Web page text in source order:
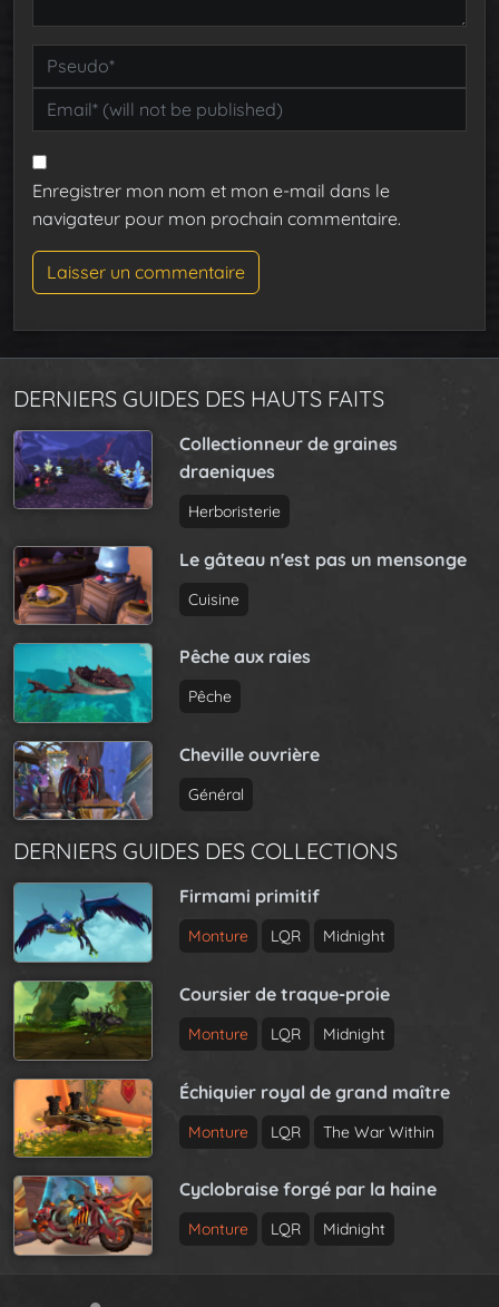
Enregistrer mon nom et mon e-mail dans le
navigateur pour mon prochain commentaire.
DERNIERS GUIDES DES HAUTS FAITS
Collectionneur de graines
draeniques
Herboristerie
Le gâteau n'est pas un mensonge
Cuisine
Pêche aux raies
Pêche
Cheville ouvrière
Général
DERNIERS GUIDES DES COLLECTIONS
Firmami primitif
Monture LQR Midnight
Coursier de traque-proie
Monture LQR Midnight
Échiquier royal de grand maître
Monture LQR The War Within
Cyclobraise forgé par la haine
Monture LQR Midnight